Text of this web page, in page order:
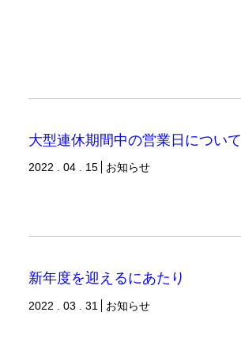
大型連休期間中の営業日について
2022 . 04 . 15 お知らせ
新年度を迎えるにあたり
2022 . 03 . 31 お知らせ